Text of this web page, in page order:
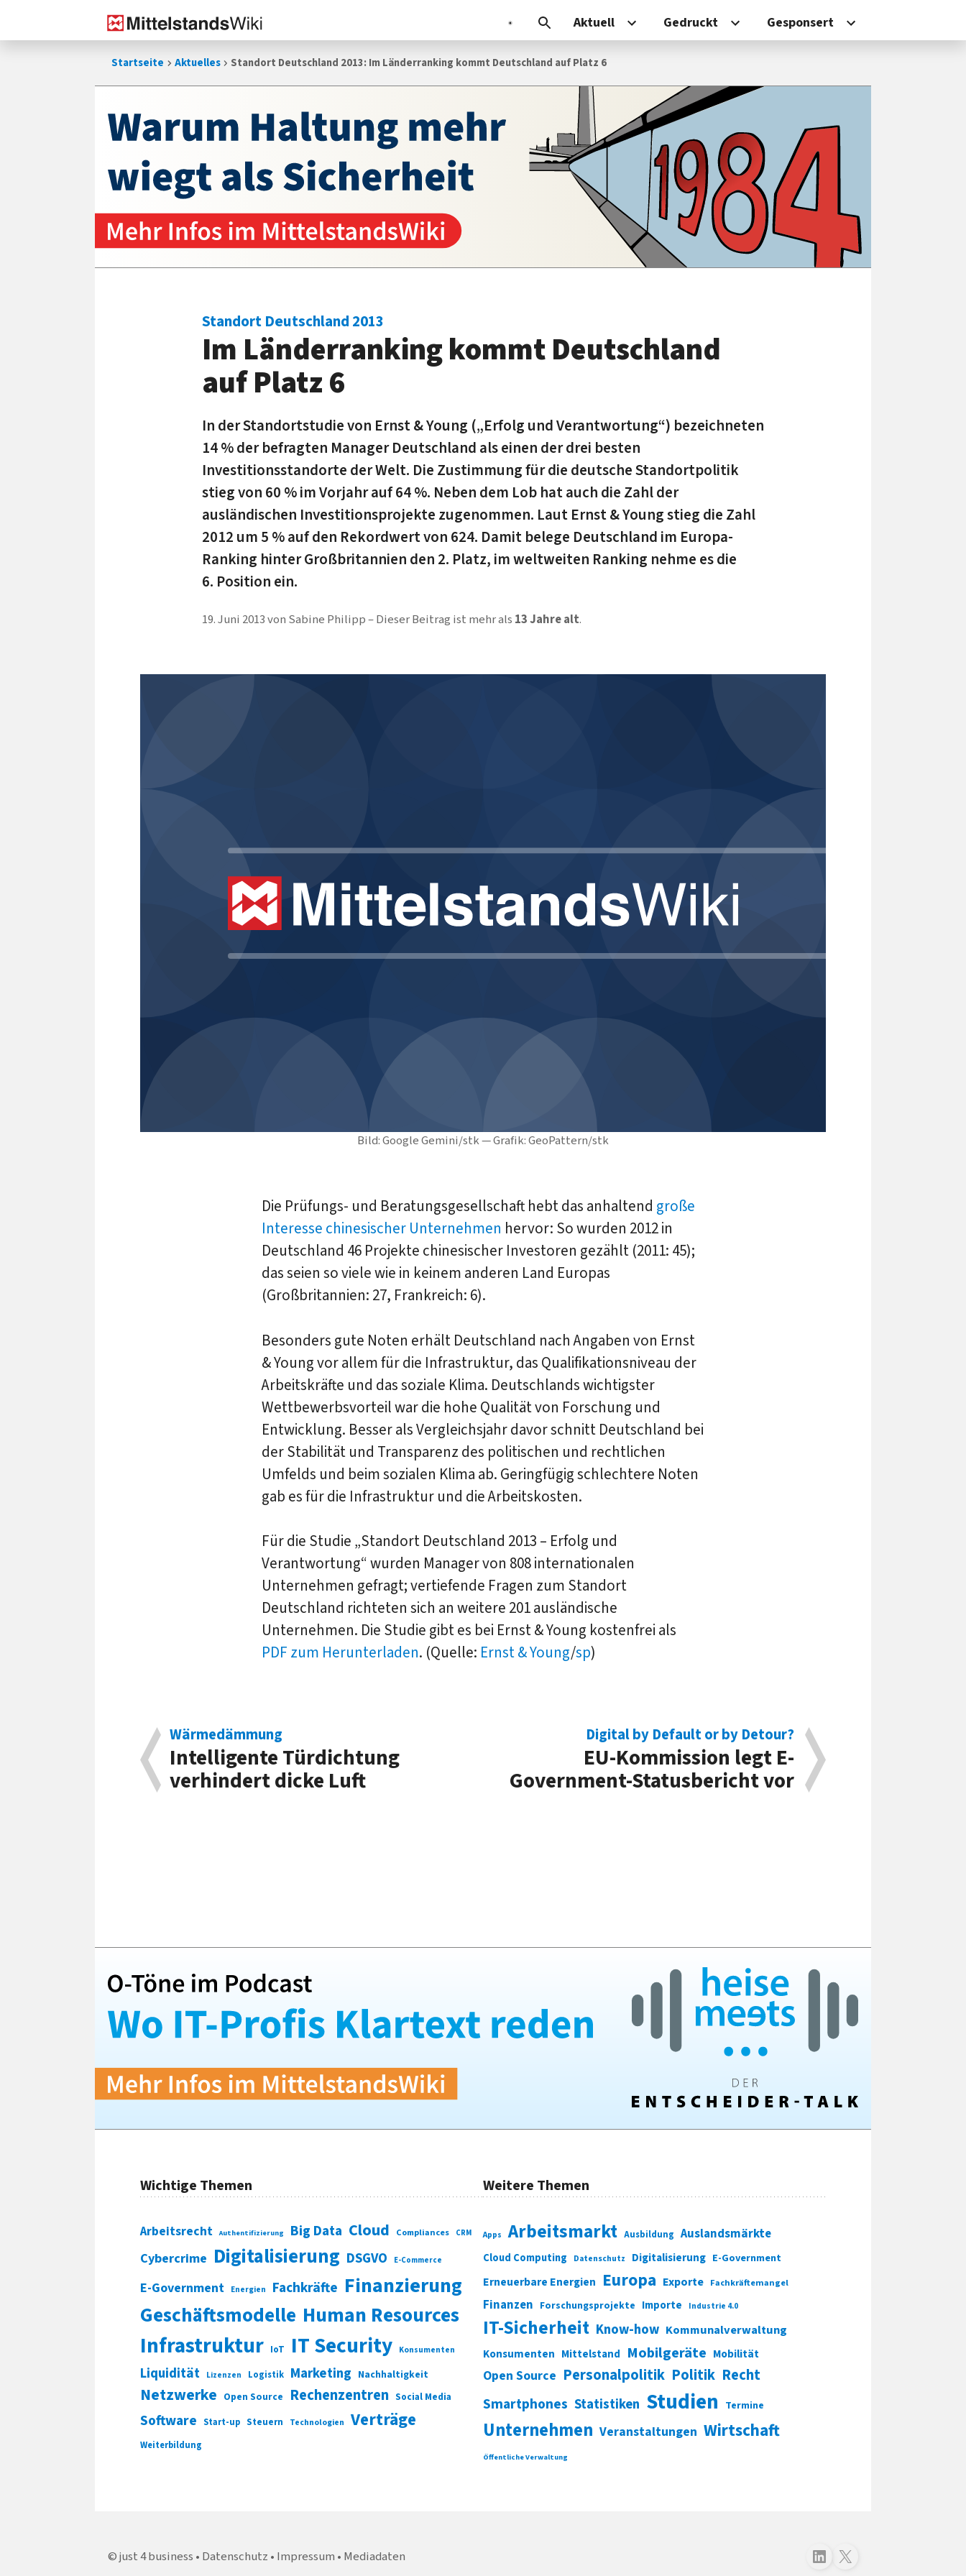
Aktuell Gedruckt Gesponsert
Startseite Aktuelles Standort Deutschland 2013: Im Länderranking kommt Deutschland auf Platz 6
Bild: Google Gemini/stk — Grafik: GeoPattern/stk
Standort Deutschland 2013
Im Länderranking kommt Deutschland
auf Platz 6
In der Standortstudie von Ernst & Young („Erfolg und Verantwortung“) bezeichneten
14 % der befragten Manager Deutschland als einen der drei besten
Investitionsstandorte der Welt. Die Zustimmung für die deutsche Standortpolitik
stieg von 60 % im Vorjahr auf 64 %. Neben dem Lob hat auch die Zahl der
ausländischen Investitionsprojekte zugenommen. Laut Ernst & Young stieg die Zahl
2012 um 5 % auf den Rekordwert von 624. Damit belege Deutschland im Europa-
Ranking hinter Großbritannien den 2. Platz, im weltweiten Ranking nehme es die
6. Position ein.
19. Juni 2013von Sabine Philipp Dieser Beitrag ist mehr als 13 Jahre alt.
Die Prüfungs- und Beratungsgesellschaft hebt das anhaltend große
Interesse chinesischer Unternehmen hervor: So wurden 2012 in
Deutschland 46 Projekte chinesischer Investoren gezählt (2011: 45);
das seien so viele wie in keinem anderen Land Europas
(Großbritannien: 27, Frankreich: 6).
Besonders gute Noten erhält Deutschland nach Angaben von Ernst
& Young vor allem für die Infrastruktur, das Qualifikationsniveau der
Arbeitskräfte und das soziale Klima. Deutschlands wichtigster
Wettbewerbsvorteil war die hohe Qualität von Forschung und
Entwicklung. Besser als Vergleichsjahr davor schnitt Deutschland bei
der Stabilität und Transparenz des politischen und rechtlichen
Umfelds und beim sozialen Klima ab. Geringfügig schlechtere Noten
gab es für die Infrastruktur und die Arbeitskosten.
Für die Studie „Standort Deutschland 2013 – Erfolg und
Verantwortung“ wurden Manager von 808 internationalen
Unternehmen gefragt; vertiefende Fragen zum Standort
Deutschland richteten sich an weitere 201 ausländische
Unternehmen. Die Studie gibt es bei Ernst & Young kostenfrei als
PDF zum Herunterladen. (Quelle: Ernst & Young/sp)
Wärmedämmung
Intelligente Türdichtung
verhindert dicke Luft
Digital by Default or by Detour?
EU-Kommission legt E-
Government-Statusbericht vor
Wichtige Themen
Arbeitsrecht Authentifizierung Big Data Cloud Compliances CRM
Cybercrime Digitalisierung DSGVO E-Commerce
E-Government Energien Fachkräfte Finanzierung
Geschäftsmodelle Human Resources
Infrastruktur IoT IT Security Konsumenten
Liquidität Lizenzen Logistik Marketing Nachhaltigkeit
Netzwerke Open Source Rechenzentren Social Media
Software Start-up Steuern Technologien Verträge
Weiterbildung
Weitere Themen
Apps Arbeitsmarkt Ausbildung Auslandsmärkte
Cloud Computing Datenschutz Digitalisierung E-Government
Erneuerbare Energien Europa Exporte Fachkräftemangel
Finanzen Forschungsprojekte Importe Industrie 4.0
IT-Sicherheit Know-how Kommunalverwaltung
Konsumenten Mittelstand Mobilgeräte Mobilität
Open Source Personalpolitik Politik Recht
Smartphones Statistiken Studien Termine
Unternehmen Veranstaltungen Wirtschaft
Öffentliche Verwaltung
Folgen Sie uns auf LinkedInFolgen Sie uns auf X (Twitter)
just 4 business Datenschutz Impressum Mediadaten